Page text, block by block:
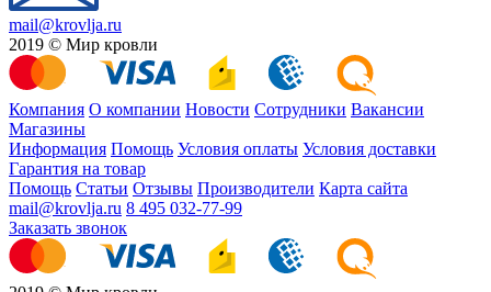
mail@krovlja.ru
2019 © Мир кровли
Компания О компании Новости Сотрудники Вакансии
Магазины
Информация Помощь Условия оплаты Условия доставки
Гарантия на товар
Помощь Статьи Отзывы Производители Карта сайта
mail@krovlja.ru 8 495 032-77-99
Заказать звонок